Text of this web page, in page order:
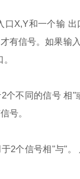
X,Y和一个输 出
有信号。如果输
不同的信号 相"
号。
个信号相"与"。